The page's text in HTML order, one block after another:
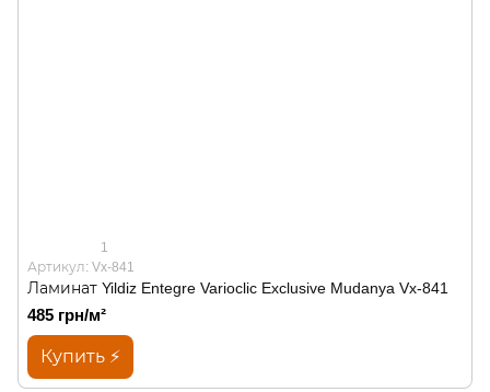
1
Артикул: Vx-841
Ламинат Yildiz Entegre Varioclic Exclusive Mudanya Vx-841
485 грн/м²
Купить ⚡